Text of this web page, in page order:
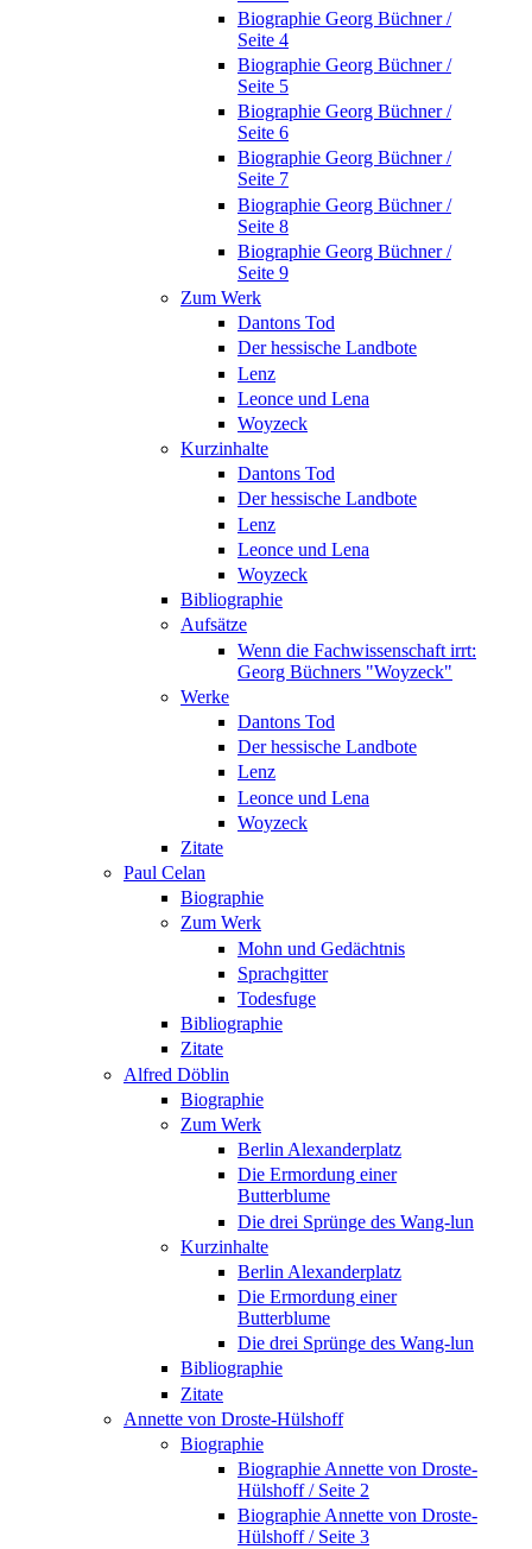
Biographie Georg Büchner /
Seite 4
Biographie Georg Büchner /
Seite 5
Biographie Georg Büchner /
Seite 6
Biographie Georg Büchner /
Seite 7
Biographie Georg Büchner /
Seite 8
Biographie Georg Büchner /
Seite 9
Zum Werk
Dantons Tod
Der hessische Landbote
Lenz
Leonce und Lena
Woyzeck
Kurzinhalte
Dantons Tod
Der hessische Landbote
Lenz
Leonce und Lena
Woyzeck
Bibliographie
Aufsätze
Wenn die Fachwissenschaft irrt:
Georg Büchners "Woyzeck"
Werke
Dantons Tod
Der hessische Landbote
Lenz
Leonce und Lena
Woyzeck
Zitate
Paul Celan
Biographie
Zum Werk
Mohn und Gedächtnis
Sprachgitter
Todesfuge
Bibliographie
Zitate
Alfred Döblin
Biographie
Zum Werk
Berlin Alexanderplatz
Die Ermordung einer
Butterblume
Die drei Sprünge des Wang-lun
Kurzinhalte
Berlin Alexanderplatz
Die Ermordung einer
Butterblume
Die drei Sprünge des Wang-lun
Bibliographie
Zitate
Annette von Droste-Hülshoff
Biographie
Biographie Annette von Droste-
Hülshoff / Seite 2
Biographie Annette von Droste-
Hülshoff / Seite 3